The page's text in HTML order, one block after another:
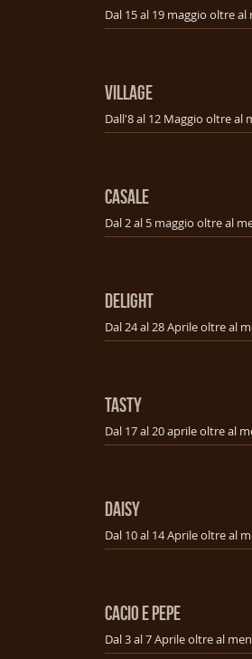
VILLAGE
CASALE
DELIGHT
TASTY
DAISY
CACIO E PEPE